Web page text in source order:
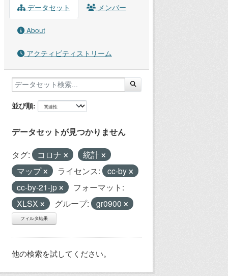
データセット メンバー
About
アクティビティストリーム
並び順
データセットが見つかりません
タグ: コロナ
統計
マップ
ライセンス:
cc-by
cc-by-21-jp
フォーマット:
XLSX
グループ: gr0900
フィルタ結果
他の検索を試してください。